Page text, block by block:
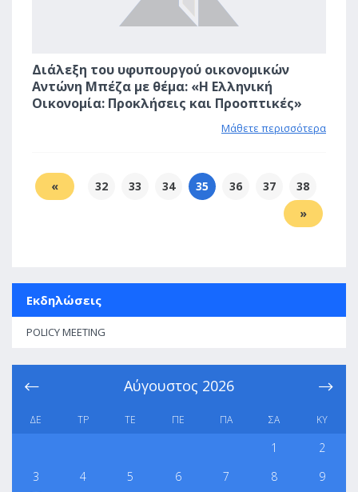
Διάλεξη του υφυπουργού οικονομικών
Αντώνη Μπέζα με θέμα: «Η Ελληνική
Οικονομία: Προκλήσεις και Προοπτικές»
Μάθετε περισσότερα
« 32 33 34 35 36 37
38
»
Εκδηλώσεις
POLICY MEETING
Αύγουστος 2026
ΔΕ ΤΡ ΤΕ ΠΕ ΠΑ ΣΑ ΚΥ
1
2
3
4 5 6 7 8
9